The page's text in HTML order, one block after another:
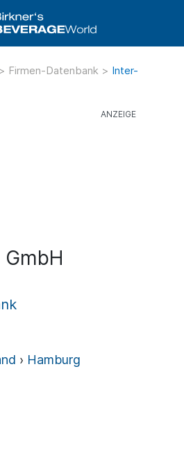
> Firmen-Datenbank > Inter-
› Hamburg